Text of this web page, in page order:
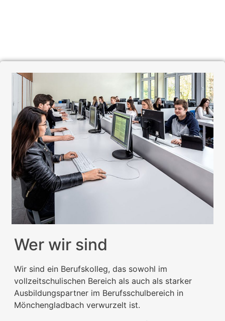
Wer wir sind
Wir sind ein Berufskolleg, das sowohl im
vollzeitschulischen Bereich als auch als starker
Ausbildungspartner im Berufsschulbereich in
Mönchengladbach verwurzelt ist.